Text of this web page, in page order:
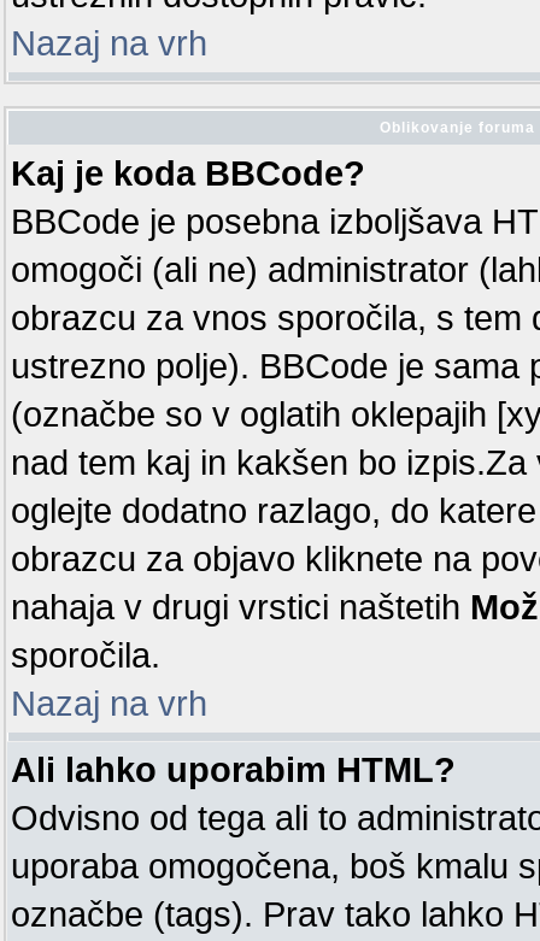
Nazaj na vrh
Oblikovanje
Kaj je koda BBCode?
BBCode je posebna izboljšava
omogoči (ali ne) administrator
obrazcu za vnos sporočila, s tem
ustrezno polje). BBCode je sama
(označbe so v oglatih oklepajih
nad tem kaj in kakšen bo
oglejte dodatno razlago, do
obrazcu za objavo kliknete na
nahaja v drugi vrstici naštetih
sporočila.
Nazaj na vrh
Ali lahko uporabim HTML?
Odvisno od tega ali to
uporaba omogočena, boš kmalu
označbe (tags). Prav tako lahko